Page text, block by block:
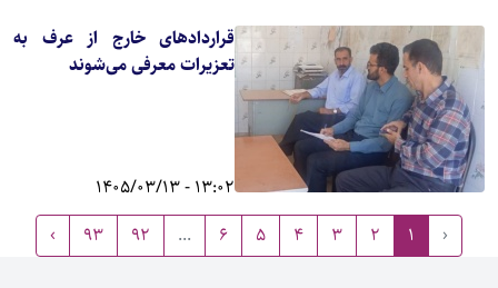
قراردادهای خارج از عرف به
تعزیرات معرفی می‌شوند
13:02 - 1405/03/13
‹
1
2
3
4
5
6
...
92
93
›